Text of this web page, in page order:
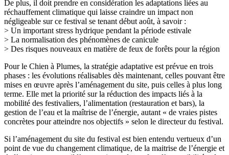
De plus, il doit prendre en considération les adaptations liées au
réchauffement climatique qui laisse craindre un impact non
négligeable sur ce festival se tenant début août, à savoir :
> Un important stress hydrique pendant la période estivale
> La normalisation des phénomènes de canicule
> Des risques nouveaux en matière de feux de forêts pour la région
Pour le Chien à Plumes, la stratégie adaptative est prévue en trois
phases : les évolutions réalisables dès maintenant, celles pouvant être
mises en œuvre après l’aménagement du site, puis celles à plus long
terme. Elle met la priorité sur la réduction des impacts liés à la
mobilité des festivaliers, l’alimentation (restauration et bars), la
gestion de l’eau et la maîtrise de l’énergie, autant « de vraies pistes
concrètes pour atteindre nos objectifs » selon le directeur du festival.
Si l’aménagement du site du festival est bien entendu vertueux d’un
point de vue du changement climatique, de la maitrise de l’énergie et